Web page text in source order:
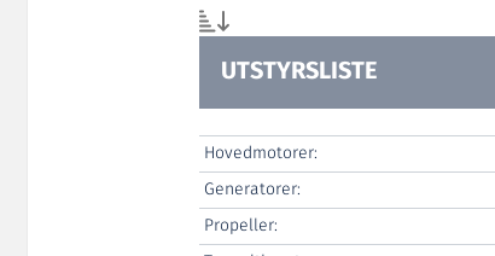
UTSTYRSLISTE
Hovedmotorer:
Generatorer:
Propeller: